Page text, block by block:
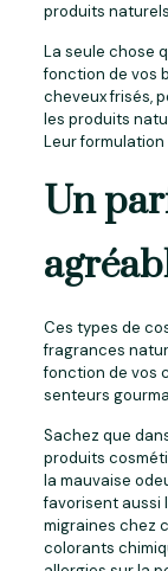
produits
La seule chose
fonction de vos
cheveux frisés,
les produits
Leur
Un
Ces types de
fragrances
fonction de vos
senteurs
Sachez que
produits
la mauvaise
favorisent aussi
migraines chez
colorants